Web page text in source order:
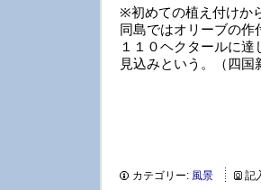
※初めての植え付けか
同島ではオリーブの作
１１０ヘクタールに
見込みという。（四国
カテゴリー: 風景 記